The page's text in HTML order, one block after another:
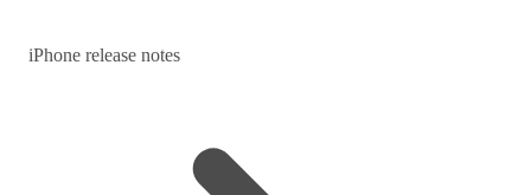
iPhone release notes